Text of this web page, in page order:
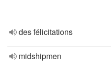
des félicitations
midshipmen